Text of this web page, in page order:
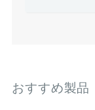
おすすめ製品